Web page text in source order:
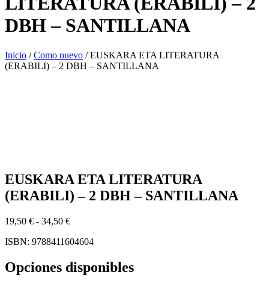
DBH – SANTILLANA
Inicio /Como nuevo / EUSKARA ETA LITERATURA
(ERABILI) – 2 DBH – SANTILLANA
EUSKARA ETA LITERATURA
(ERABILI) – 2 DBH – SANTILLANA
19,50 € - 34,50 €Rango
precios:
19,50 €
hasta
ISBN: 9788411604604
Opciones disponibles